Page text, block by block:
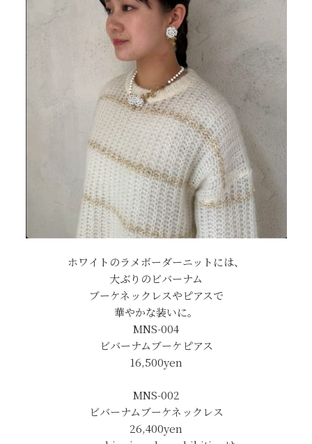
ホワイトのラメボーダーニットには、
大ぶりのビバーナム
ブーケネックレスやピアスで
華やかな装いに。
MNS-004
ビバーナムブーケピアス
16,500yen
MNS-002
ビバーナムブーケネックレス
26,400yen